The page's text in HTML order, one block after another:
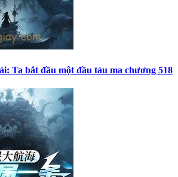
Ta bắt đầu một đầu tàu ma chương 518